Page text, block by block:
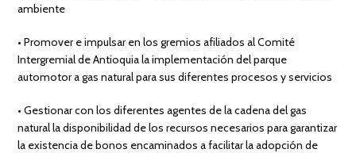
ambiente
• Promover e impulsar en los gremios afiliados al Comité
Intergremial de Antioquia la implementación del parque
automotor a gas natural para sus diferentes procesos y servicios
• Gestionar con los diferentes agentes de la cadena del gas
natural la disponibilidad de los recursos necesarios para garantizar
la existencia de bonos encaminados a facilitar la adopción de